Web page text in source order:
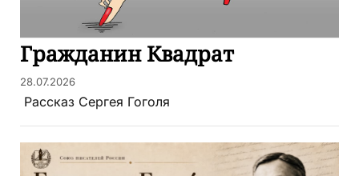
​Гражданин Квадрат
28.07.2026
​ Рассказ Сергея Гоголя